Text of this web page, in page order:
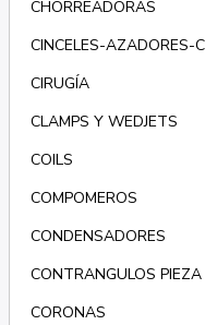
CHORREADORAS
CINCELES-AZADORES-
CIRUGÍA
CLAMPS Y WEDJETS
COILS
COMPOMEROS
CONDENSADORES
CONTRANGULOS
CORONAS